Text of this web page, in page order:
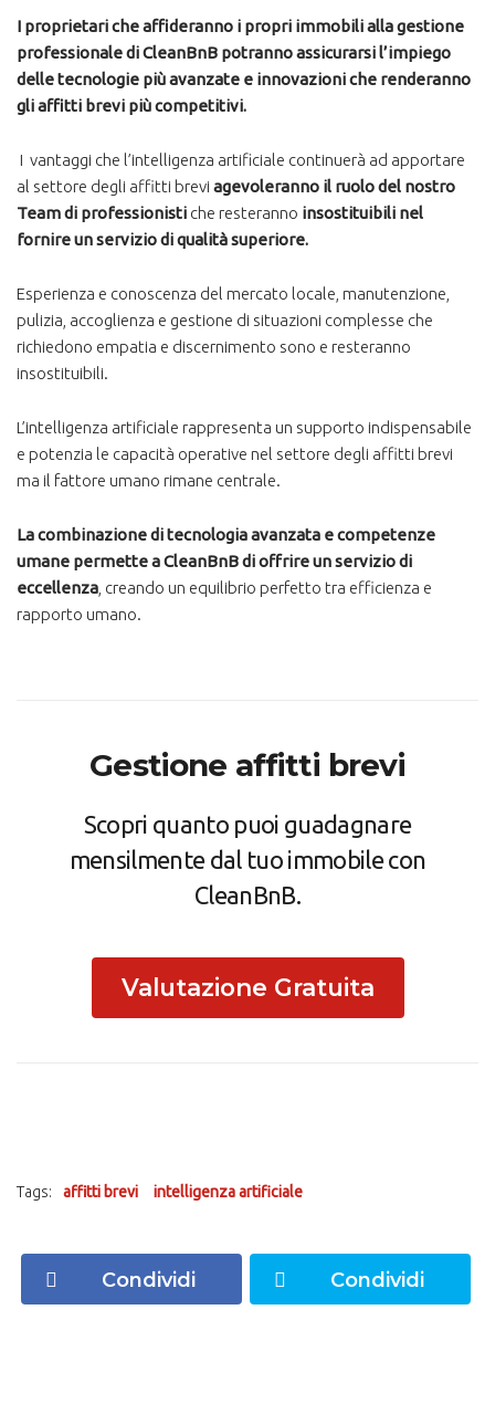
I proprietari che affideranno i propri immobili alla gestione
professionale di CleanBnB potranno assicurarsi l’impiego
delle tecnologie più avanzate e innovazioni che renderanno
gli affitti brevi più competitivi.
I vantaggi che l’intelligenza artificiale continuerà ad apportare
al settore degli affitti brevi agevoleranno il ruolo del nostro
Team di professionisti che resteranno insostituibili nel
fornire un servizio di qualità superiore.
Esperienza e conoscenza del mercato locale, manutenzione,
pulizia, accoglienza e gestione di situazioni complesse che
richiedono empatia e discernimento sono e resteranno
insostituibili.
L’intelligenza artificiale rappresenta un supporto indispensabile
e potenzia le capacità operative nel settore degli affitti brevi
ma il fattore umano rimane centrale.
La combinazione di tecnologia avanzata e competenze
umane permette a CleanBnB di offrire un servizio di
eccellenza , creando un equilibrio perfetto tra efficienza e
rapporto umano.
Gestione affitti brevi
Scopri quanto puoi guadagnare
mensilmente dal tuo immobile con
CleanBnB.
Valutazione Gratuita
Tags: affitti brevi intelligenza artificiale
Condividi Condividi